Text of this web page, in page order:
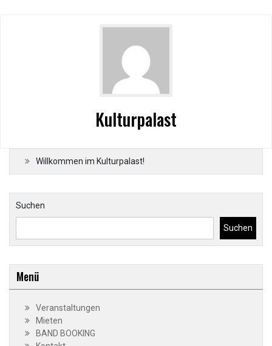
Kulturpalast
Willkommen im Kulturpalast!
Suchen
Suchen
Menü
Veranstaltungen
Mieten
BAND BOOKING